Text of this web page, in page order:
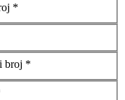
*
broj *